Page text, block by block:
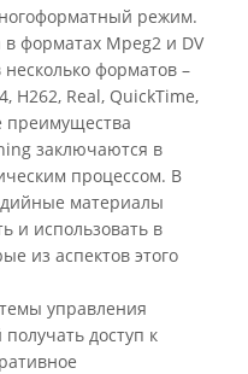
режим.
форматах Mpeg2 и DV
форматов –
H262, Real, QuickTime,
преимущества
заключаются в
процессом. В
материалы
и использовать в
из аспектов этого
управления
доступ к